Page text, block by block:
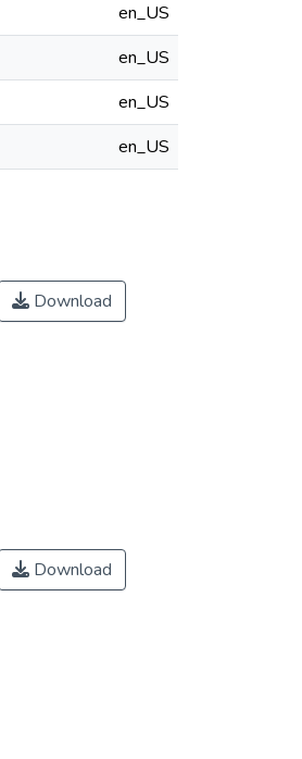
en_US
en_US
en_US
en_US
Download
Download